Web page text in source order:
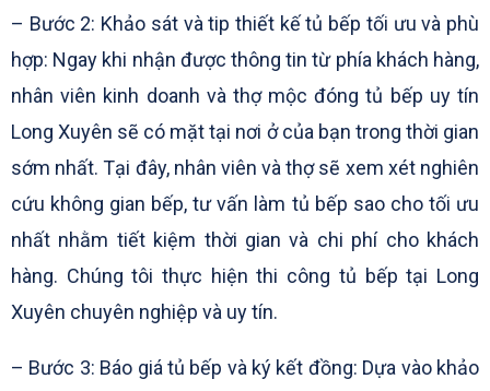
– Bước 2: Khảo sát và tip thiết kế tủ bếp tối ưu và phù
hợp: Ngay khi nhận được thông tin từ phía khách hàng,
nhân viên kinh doanh và thợ mộc đóng tủ bếp uy tín
Long Xuyên sẽ có mặt tại nơi ở của bạn trong thời gian
sớm nhất. Tại đây, nhân viên và thợ sẽ xem xét nghiên
cứu không gian bếp, tư vấn làm tủ bếp sao cho tối ưu
nhất nhằm tiết kiệm thời gian và chi phí cho khách
hàng. Chúng tôi thực hiện thi công tủ bếp tại Long
Xuyên chuyên nghiệp và uy tín.
– Bước 3: Báo giá tủ bếp và ký kết đồng: Dựa vào khảo